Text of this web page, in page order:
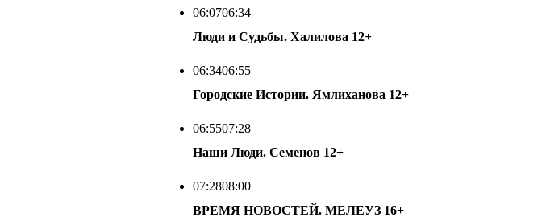
06:0706:34
Люди и Судьбы. Халилова 12+
06:3406:55
Городские Истории. Ямлиханова 12+
06:5507:28
Наши Люди. Семенов 12+
07:2808:00
ВРЕМЯ НОВОСТЕЙ. МЕЛЕУЗ 16+